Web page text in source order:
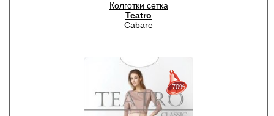
Колготки сетка
Teatro
Cabare
с 22-07-2026 по 28-07-2026
с 29-07-2026 по 04-08-2026
с 05-08-2026 по 11-08-2026
−70%